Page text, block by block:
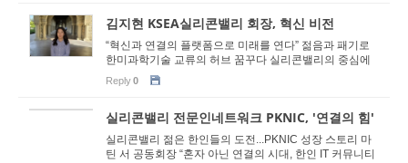
김지현 KSEA실리콘밸리 회장, 혁신 비전
“혁신과 연결의 플랫폼으로 미래를 연다” 젊음과 패기로
한미과학기술 교류의 허브 꿈꾸다 실리콘밸리의 중심에
서 새 세대의 리더십이 주목받고 있다. 최근 KSEA(재미한
인...
Reply0
실리콘밸리 전문인네트워크 PKNIC, '연결의 힘'
실리콘밸리 젊은 한인들의 도전...PKNIC 성장 스토리 마
틴 서 공동회장 “혼자 아닌 연결의 시대, 한인 IT 커뮤니티